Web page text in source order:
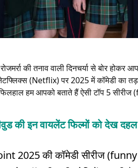
रोजमर्रा की तनाव वाली दिनचर्या से बोर
(Netflix) पर 2025 में कॉमेडी का
हम आपको बताते हैं ऐसी टॉप 5
की इन वायलेंट फिल्मों को देख
2025 की कॉमेडी सीरीज